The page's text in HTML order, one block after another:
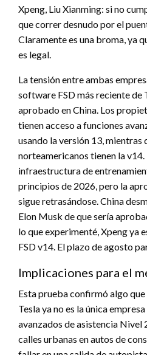
Xpeng, Liu Xianming: si no
que correr desnudo por el
Claramente es una broma, ya
es legal.
La tensión entre ambas
software FSD más reciente de
aprobado en China. Los
tienen acceso a funciones
usando la versión 13,
norteamericanos tienen la v14.
infraestructura de
principios de 2026, pero la
sigue retrasándose. China
Elon Musk de que sería
lo que experimenté, Xpeng ya
FSD v14. El plazo de agosto
Implicaciones para el
Esta prueba confirmó algo
Tesla ya no es la única
avanzados de asistencia Nivel
calles urbanas en autos de